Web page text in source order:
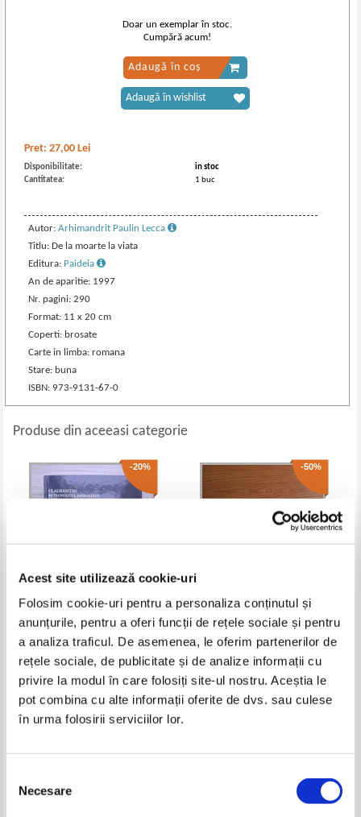
Acest site utilizează cookie-uri
Folosim cookie-uri pentru a personaliza conținutul și
anunțurile, pentru a oferi funcții de rețele sociale și pentru
a analiza traficul. De asemenea, le oferim partenerilor de
rețele sociale, de publicitate și de analize informații cu
privire la modul în care folosiți site-ul nostru. Aceștia le
pot combina cu alte informații oferite de dvs. sau culese
în urma folosirii serviciilor lor.
consimțământului
Necesare
Pret:27,00 Lei
Disponibilitate:
in stoc
Cantitatea:
1 buc
Autor:Arhimandrit Paulin Lecca
Titlu: De la moarte la viata
Editura: Paideia
An de aparitie: 1997
Nr. pagini: 290
Format: 11 x 20 cm
Coperti: brosate
Carte in limba: romana
Stare: buna
ISBN: 973-9131-67-0
Doar un exemplar în stoc.
Cumpără acum!
Adaugă în coș
Adaugă în wishlist
Produse din aceeasi categorie
-20%
Laurentiu - Bucuria de a trai
invatatura 2005-2011
35,00Lei 28,00
Adaugă în coș
-50%
Gheorghe Ionescu - Viata
parintelui Nicodim Mandita (2
volume)
Lei
Adaugă în coș